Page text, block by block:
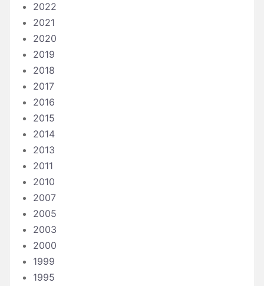
2022
2021
2020
2019
2018
2017
2016
2015
2014
2013
2011
2010
2007
2005
2003
2000
1999
1995